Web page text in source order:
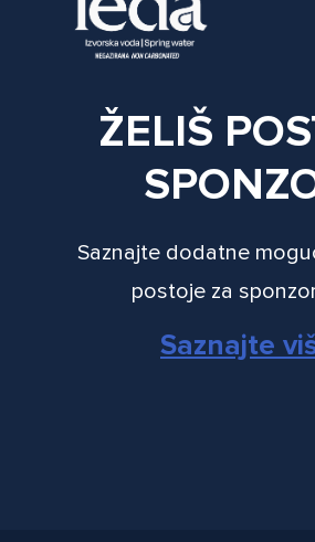
ŽELIŠ
Saznajte dodatne
postoje za
Saznajte